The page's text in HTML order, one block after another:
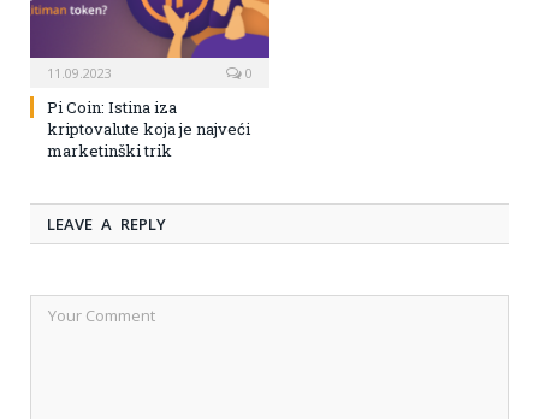
11.09.2023 0
Pi Coin: Istina iza
kriptovalute koja je najveći
marketinški trik
LEAVE A REPLY